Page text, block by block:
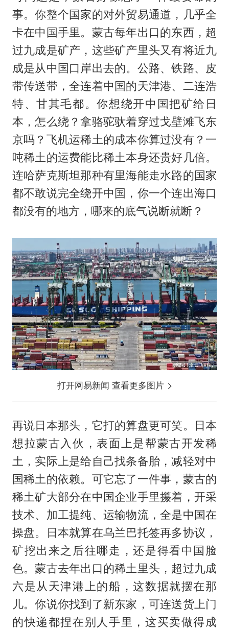
事。你整个国家的对外贸易通道，几乎全
卡在中国手里。蒙古每年出口的东西，超
过九成是矿产，这些矿产里头又有将近九
成是从中国口岸出去的。公路、铁路、皮
带传送带，全连着中国的天津港、二连浩
特、甘其毛都。你想绕开中国把矿给日
本，怎么绕？拿骆驼驮着穿过戈壁滩飞东
京吗？飞机运稀土的成本你算过没有？一
吨稀土的运费能比稀土本身还贵好几倍。
连哈萨克斯坦那种有里海能走水路的国家
都不敢说完全绕开中国，你一个连出海口
都没有的地方，哪来的底气说断就断？
打开网易新闻 查看更多图片
再说日本那头，它打的算盘更可笑。日本
想拉蒙古入伙，表面上是帮蒙古开发稀
土，实际上是给自己找条备胎，减轻对中
国稀土的依赖。可它忘了一件事，蒙古的
稀土矿大部分在中国企业手里攥着，开采
技术、加工提纯、运输物流，全是中国在
操盘。日本就算在乌兰巴托签再多协议，
矿挖出来之后往哪走，还是得看中国脸
色。蒙古去年出口的稀土里头，超过九成
六是从天津港上的船，这数据就摆在那
儿。你说你找到了新东家，可连送货上门
的快递都捏在别人手里，这买卖做得成